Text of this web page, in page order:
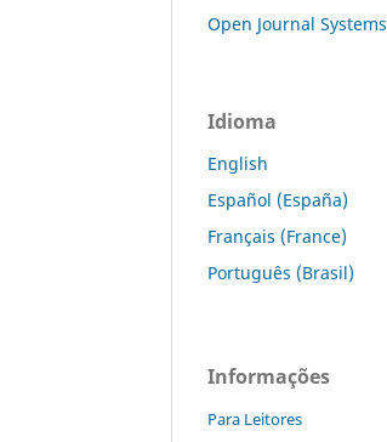
Open Journal Systems
Idioma
English
Español (España)
Français (France)
Português (Brasil)
Informações
Para Leitores